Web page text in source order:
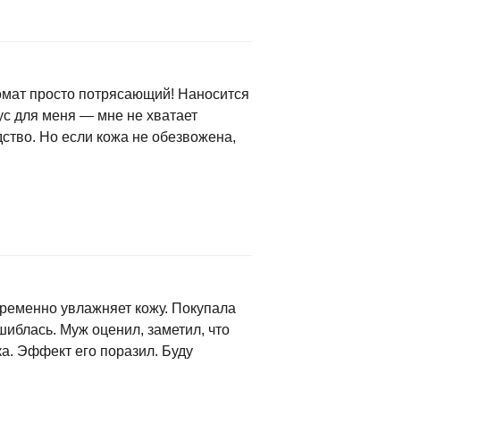
просто потрясающий! Наносится
для меня — мне не хватает
Но если кожа не обезвожена,
увлажняет кожу. Покупала
Муж оценил, заметил, что
Эффект его поразил. Буду